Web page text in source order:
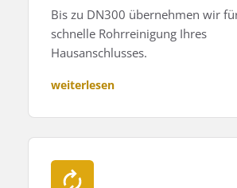
Bis zu DN300 übernehmen wir
schnelle Rohrreinigung Ihres
Hausanschlusses.
weiterlesen